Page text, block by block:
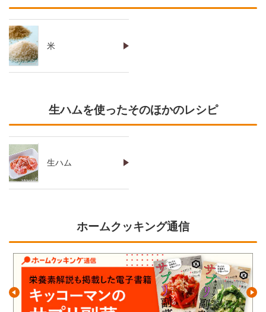
米
生ハムを使ったそのほかのレシピ
生ハム
ホームクッキング通信